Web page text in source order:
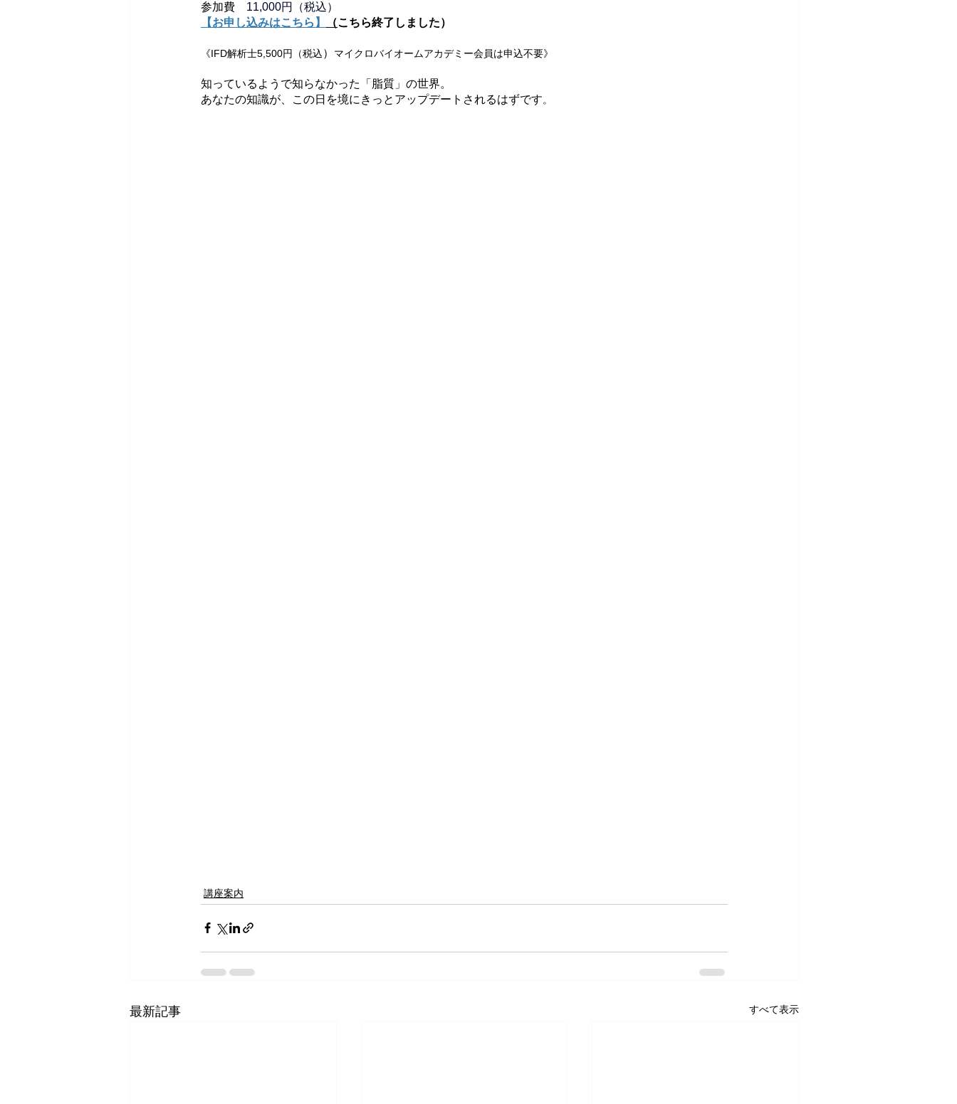
参加費 11,000円（税込）
【お申し込みはこちら】
（こちら終了しました）
《IFD解析士5,500円（税込） マイクロバイオームアカデミー会員は申込不要》
知っているようで知らなかった「脂質」の世界。
あなたの知識が、この日を境にきっとアップデートされるはずです。
講座案内
最新記事 すべて表示